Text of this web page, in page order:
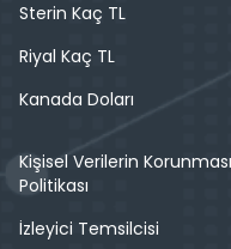
Sterin Kaç TL
Riyal Kaç TL
Kanada Doları
Kişisel Verilerin Korunması
Politikası
İzleyici Temsilcisi